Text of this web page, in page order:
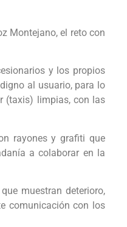
Montejano, el reto con
y los propios
al usuario, para lo
(taxis) limpias, con las
rayones y grafiti que
a colaborar en la
muestran deterioro,
comunicación con los